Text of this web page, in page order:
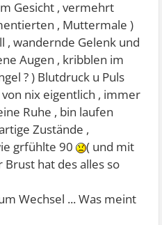
Gesicht , vermehrt
, Muttermale )
, wandernde Gelenk und
Augen , kribblen im
? ) Blutdruck u Puls
nix eigentlich , immer
Ruhe , bin laufen
Zustände ,
grfühlte 90
( und mit
hat des alles so
Wechsel ... Was meint